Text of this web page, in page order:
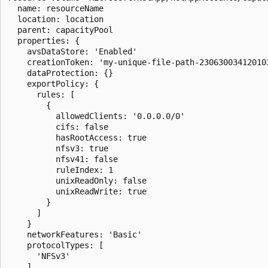
  name: resourceName
  location: location
  parent: capacityPool
  properties: {
    avsDataStore: 'Enabled'
creationToken: 'my-unique-file-path-
    dataProtection: {}
    exportPolicy: {
      rules: [
        {
          allowedClients: '0.0.0.0/0'
          cifs: false
          hasRootAccess: true
          nfsv3: true
          nfsv41: false
          ruleIndex: 1
          unixReadOnly: false
          unixReadWrite: true
        }
      ]
    }
    networkFeatures: 'Basic'
    protocolTypes: [
      'NFSv3'